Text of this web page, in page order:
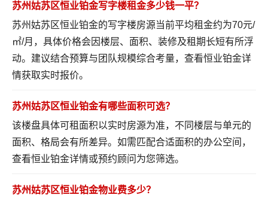
苏州姑苏区恒业铂金写字楼租金多少钱一平？
苏州姑苏区恒业铂金的写字楼房源当前平均租金约为70元/
㎡/月，具体价格会因楼层、面积、装修及租期长短有所浮
动。建议结合预算与团队规模综合考量， 查看恒业铂金详
情获取实时报价。
苏州姑苏区恒业铂金有哪些面积可选？
该楼盘具体可租面积以实时房源为准，不同楼层与单元的
面积、格局会有所差异。如需匹配合适面积的办公空间，
查看恒业铂金详情或预约顾问为您筛选。
苏州姑苏区恒业铂金物业费多少？